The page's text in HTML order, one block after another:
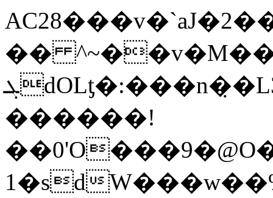
��
ܓdOLƫ�:���n�̣�L3Ι�7�G��1�-
������!
1�sd